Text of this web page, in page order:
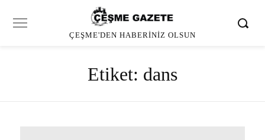
ÇEŞME'DEN HABERINIZ OLSUN
Etiket: dans